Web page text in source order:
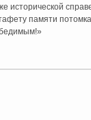
исторической
памяти